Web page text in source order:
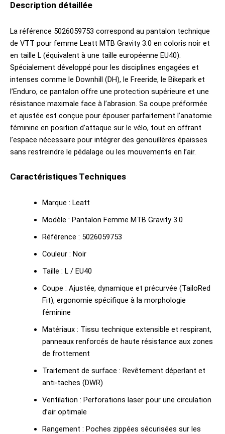
Description détaillée
La référence 5026059753 correspond au pantalon technique
de VTT pour femme Leatt MTB Gravity 3.0 en coloris noir et
en taille L (équivalent à une taille européenne EU40).
Spécialement développé pour les disciplines engagées et
intenses comme le Downhill (DH), le Freeride, le Bikepark et
l’Enduro, ce pantalon offre une protection supérieure et une
résistance maximale face à l’abrasion. Sa coupe préformée
et ajustée est conçue pour épouser parfaitement l’anatomie
féminine en position d’attaque sur le vélo, tout en offrant
l’espace nécessaire pour intégrer des genouillères épaisses
sans restreindre le pédalage ou les mouvements en l’air.
Caractéristiques Techniques
Marque : Leatt
Modèle : Pantalon Femme MTB Gravity 3.0
Référence : 5026059753
Couleur : Noir
Taille : L / EU40
Coupe : Ajustée, dynamique et précurvée (TailoRed
Fit), ergonomie spécifique à la morphologie
féminine
Matériaux : Tissu technique extensible et respirant,
panneaux renforcés de haute résistance aux zones
de frottement
Traitement de surface : Revêtement déperlant et
anti-taches (DWR)
Ventilation : Perforations laser pour une circulation
d’air optimale
Rangement : Poches zippées sécurisées sur les